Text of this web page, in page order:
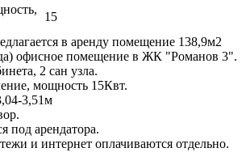
15
в аренду помещение 138,9м2
офисное помещение в ЖК "Романов 3".
2 сан узла.
мощность 15Квт.
3,51м
под арендатора.
и интернет оплачиваются отдельно.